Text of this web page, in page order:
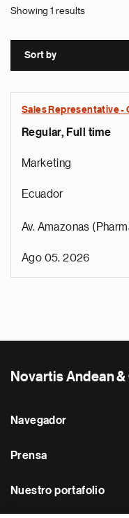
Showing 1 results
Sort by
Sales Representative -
Regular, Full time
Marketing
Ecuador
Av. Amazonas
Ago 05, 2026
Novartis Andean
Navegador
Prensa
Nuestro portafolio